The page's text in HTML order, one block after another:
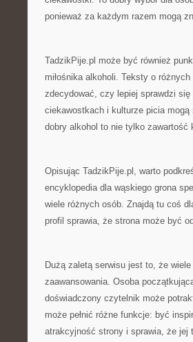
ponieważ za każdym razem mogą
TadzikPije.pl może być również
miłośnika alkoholi. Teksty o
zdecydować, czy lepiej sprawdzi
ciekawostkach i kulturze picia
dobry alkohol to nie tylko zawartość
Opisując TadzikPije.pl, warto
encyklopedia dla wąskiego grona
wiele różnych osób. Znajdą tu coś
profil sprawia, że strona może być
Dużą zaletą serwisu jest to, że
zaawansowania. Osoba
doświadczony czytelnik może
może pełnić różne funkcje: być
atrakcyjność strony i sprawia, że